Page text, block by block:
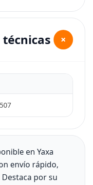
técnicas +
en Yaxa
envío rápido,
por su